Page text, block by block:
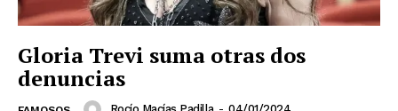
Gloria Trevi suma otras dos
denuncias